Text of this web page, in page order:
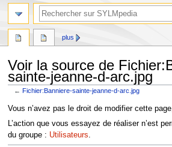
Voir la source de
sainte-jeanne-d-arc.jpg
←Fichier:Banniere-sainte-jeanne-d-arc.jpg
Aller
à
la
navigation
Aller
à
la
recherche
Vous n’avez pas le droit de modifier cette
L’action que vous essayez de réaliser n’est
du groupe : Utilisateurs.
plus